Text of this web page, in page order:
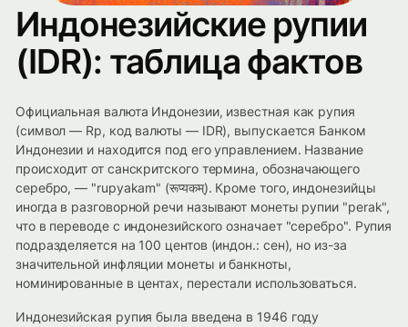
Индонезийские рупии
(IDR): таблица фактов
Официальная валюта Индонезии, известная как рупия
(символ — Rp, код валюты — IDR), выпускается Банком
Индонезии и находится под его управлением. Название
происходит от санскритского термина, обозначающего
серебро, — "rupyakam" (रूप्यकम्). Кроме того, индонезийцы
иногда в разговорной речи называют монеты рупии "perak",
что в переводе с индонезийского означает "серебро". Рупия
подразделяется на 100 центов (индон.: сен), но из-за
значительной инфляции монеты и банкноты,
номинированные в центах, перестали использоваться.
Индонезийская рупия была введена в 1946 году